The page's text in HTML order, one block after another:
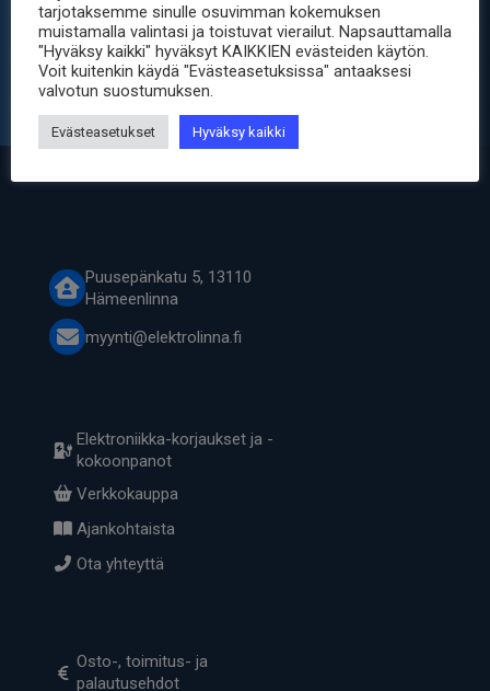
määrä
Tuotetiedot
Puusepänkatu 5, 13110
Hämeenlinna
myynti@elektrolinna.fi
Elektroniikka-korjaukset ja -
kokoonpanot
Verkkokauppa
Ajankohtaista
Ota yhteyttä
Osto-, toimitus- ja
palautusehdot
tarjotaksemme sinulle osuvimman kokemuksen
muistamalla valintasi ja toistuvat vierailut. Napsauttamalla
"Hyväksy kaikki" hyväksyt KAIKKIEN evästeiden käytön.
Voit kuitenkin käydä "Evästeasetuksissa" antaaksesi
valvotun suostumuksen.
Evästeasetukset Hyväksy kaikki